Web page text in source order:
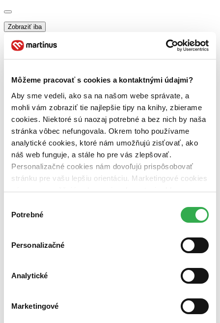
Môžeme pracovať s cookies a kontaktnými údajmi?
Aby sme vedeli, ako sa na našom webe správate, a
mohli vám zobraziť tie najlepšie tipy na knihy, zbierame
cookies. Niektoré sú naozaj potrebné a bez nich by naša
stránka vôbec nefungovala. Okrem toho používame
analytické cookies, ktoré nám umožňujú zisťovať, ako
náš web funguje, a stále ho pre vás zlepšovať.
Personalizačné cookies nám dovoľujú prispôsobovať
stránku pre vašu lepšiu orientáciu. Marketingové cookies
nám zas umožňujú zobrazenie relevantnej reklamy.
nám pomohlo, keby sme mohli používať všetky tieto
súhlasu
Potrebné
Personalizačné
Analytické
Marketingové
Zobraziť iba
zľavnené tituly (0 titulov)
na centrálnom sklade (0 titulov)
na centrálnom sklade
predpredaj (0 titulov)predpredaj
pripravujeme (0 titulov)pripravujeme
dostupná (bez vypredaných) (0 titulov)dostupná (bez
Nové / čítané
nová (0 titulov)nová
čítaná (0 titulov) čítaná
čítaná - výborný stav (0 titulov)
čítaná - výborný stav
čítaná - mierne opotrebovaná (0 titulov)čítaná - mierne
opotrebovaná
Zúžiť výber
Najdrahšie